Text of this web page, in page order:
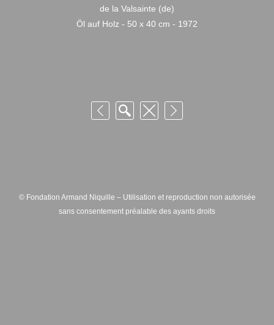
de la Valsainte (de)
Öl auf Holz - 50 x 40 cm - 1972
© Fondation Armand Niquille – Utilisation et reproduction non autorisée
sans consentement préalable des ayants droits